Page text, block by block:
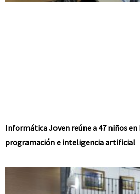
Informática Joven reúne a 47 niños
programación e inteligencia artificial